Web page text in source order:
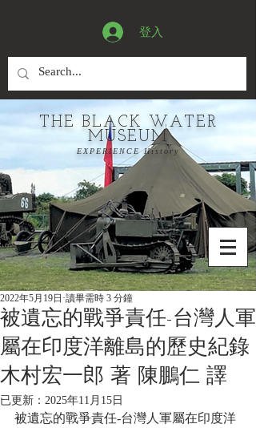
登入
THE BLACK WATER
MUSEUM
EXPERIENCE History
被遺忘的戰爭責任-台灣人軍
屬在印度洋離島的歷史紀錄
木村宏一郎 著 陳鵬仁 譯
2022年5月19日 讀畢需時 3 分鐘
已更新： 2025年11月15日
被遺忘的戰爭責任-台灣人軍屬在印度洋